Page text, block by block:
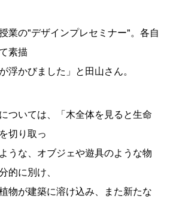
業の"デザインプレセミナー"。各自
素描
浮かびました」と田山さん。
ついては、「木全体を見ると生命
切り取っ
うな、オブジェや遊具のような物
的に別け、
物が建築に溶け込み、また新たな